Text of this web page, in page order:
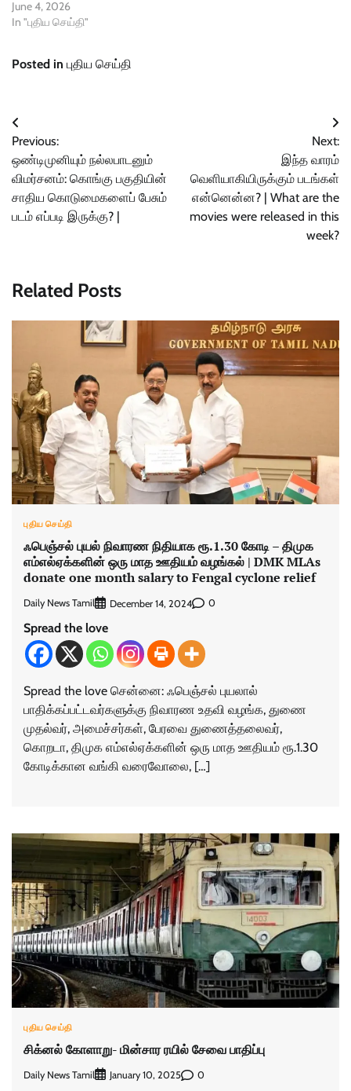
June 4, 2026
In "புதிய செய்தி"
Posted in புதிய செய்தி
Post
navigation
Previous:
ஒண்டிமுனியும் நல்லபாடனும்
விமர்சனம்: கொங்கு பகுதியின்
சாதிய கொடுமைகளைப் பேசும்
படம் எப்படி இருக்கு? |
Next:
இந்த வாரம்
வெளியாகியிருக்கும் படங்கள்
என்னென்ன? | What are the
movies were released in this
week?
Related Posts
புதிய செய்தி
ஃபெஞ்சல் புயல் நிவாரண நிதியாக ரூ.1.30 கோடி – திமுக
எம்எல்​ஏக்​களின் ஒரு மாத ஊதியம் வழங்கல் | DMK MLAs
donate one month salary to Fengal cyclone relief
Daily News Tamil December 14, 2024 0
Spread the love
Spread the love சென்னை: ஃபெஞ்சல் புயலால்
பாதிக்கப்பட்டவர்களுக்கு நிவாரண உதவி வழங்க, துணை
முதல்வர், அமைச்சர்கள், பேரவை துணைத்தலைவர்,
கொறடா, திமுக எம்எல்ஏக்களின் ஒரு மாத ஊதியம் ரூ.1.30
கோடிக்கான வங்கி வரைவோலை, […]
புதிய செய்தி
சிக்னல் கோளாறு- மின்சார ரயில் சேவை பாதிப்பு
Daily News Tamil January 10, 2025 0